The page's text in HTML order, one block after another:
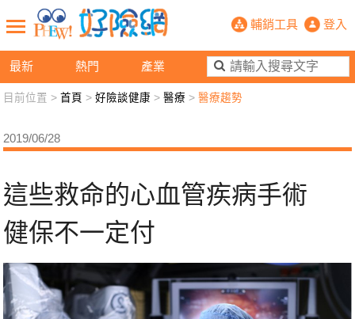
最新 熱門 產業
這些救命的心血管疾病手術 健保
輔銷工具 登入
新聞觀點 業務交流 好險懂生活
退休先準備 好險學堂 輔銷工具 活動專區
目前位置 >首頁 >好險談健康 >醫療 >醫療趨勢
2019/06/28
這些救命的心血管疾病手術
健保不一定付